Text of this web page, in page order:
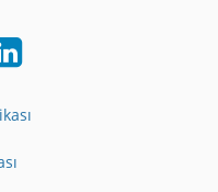
LinkedIn